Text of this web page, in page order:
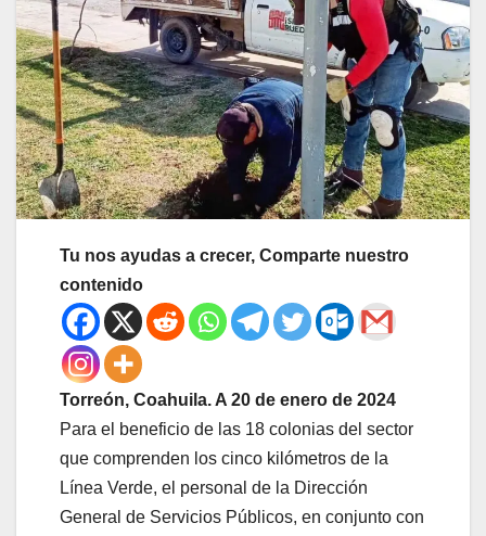
Tu nos ayudas a crecer, Comparte nuestro
contenido
Torreón, Coahuila. A 20 de enero de 2024
Para el beneficio de las 18 colonias del sector
que comprenden los cinco kilómetros de la
Línea Verde, el personal de la Dirección
General de Servicios Públicos, en conjunto con